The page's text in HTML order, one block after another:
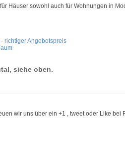
Häuser sowohl auch für Wohnungen in
richtiger Angebotspreis
siehe oben.
wir uns über ein +1 , tweet oder Like bei